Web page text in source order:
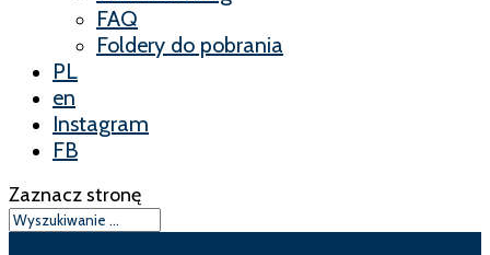
FAQ
Foldery do pobrania
PL
en
Instagram
FB
Zaznacz stronę